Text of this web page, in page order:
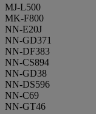
MJ-L500
MK-F800
NN-E20J
NN-GD371
NN-DF383
NN-CS894
NN-GD38
NN-DS596
NN-C69
NN-GT46